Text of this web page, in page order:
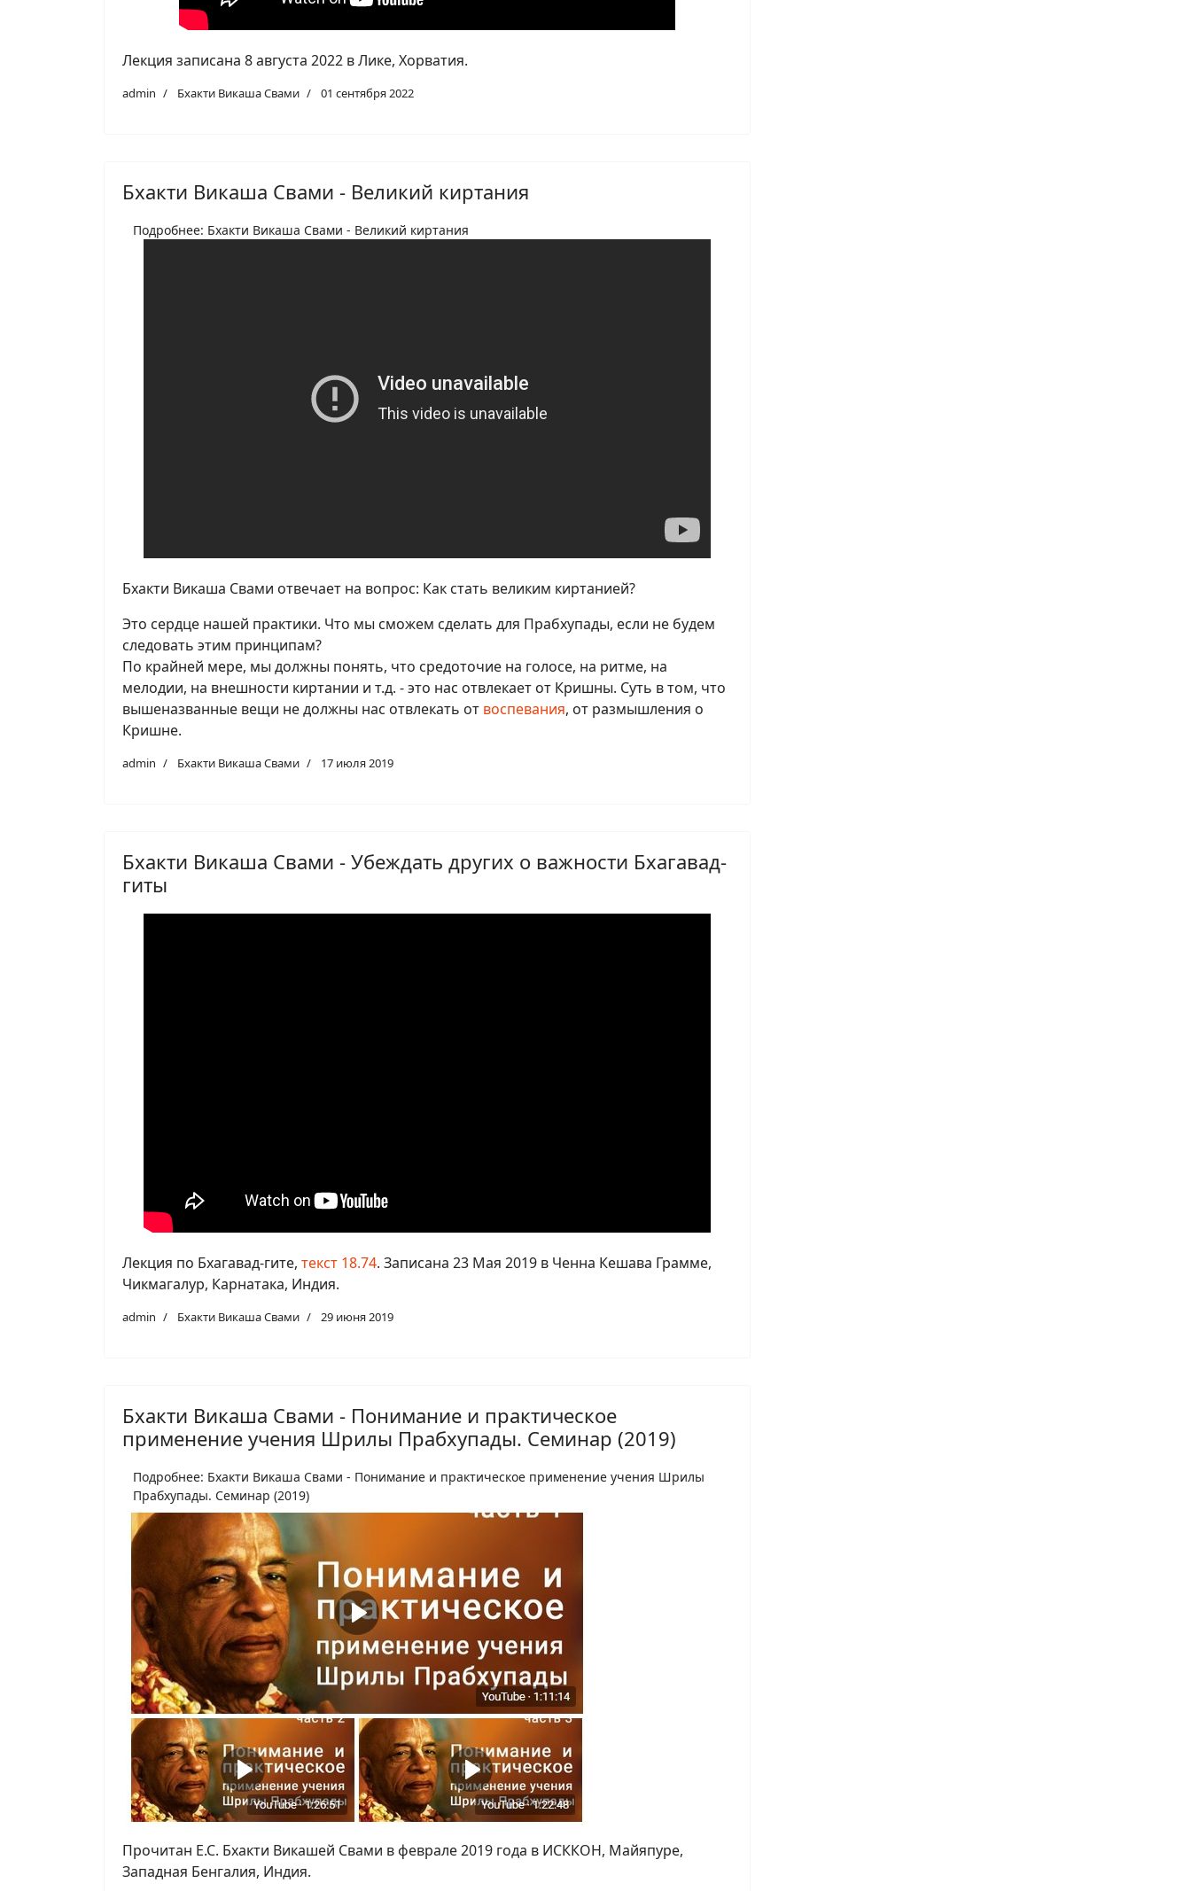
Лекция записана 8 августа 2022 в Лике, Хорватия.
admin Бхакти Викаша Свами 01 сентября 2022
Бхакти Викаша Свами - Великий киртания
Подробнее: Бхакти Викаша Свами - Великий киртания
Бхакти Викаша Свами отвечает на вопрос: Как стать великим киртанией?
Это сердце нашей практики. Что мы сможем сделать для Прабхупады, если не будем
следовать этим принципам?
По крайней мере, мы должны понять, что средоточие на голосе, на ритме, на
мелодии, на внешности киртании и т.д. - это нас отвлекает от Кришны. Суть в том, что
вышеназванные вещи не должны нас отвлекать от воспевания, от размышления о
Кришне.
admin Бхакти Викаша Свами 17 июля 2019
Бхакти Викаша Свами - Убеждать других о важности Бхагавад-
гиты
Лекция по Бхагавад-гите, текст 18.74. Записана 23 Мая 2019 в Ченна Кешава Грамме,
Чикмагалур, Карнатака, Индия.
admin Бхакти Викаша Свами 29 июня 2019
Бхакти Викаша Свами - Понимание и практическое
применение учения Шрилы Прабхупады. Семинар (2019)
Подробнее: Бхакти Викаша Свами - Понимание и практическое применение учения Шрилы
Прабхупады. Семинар (2019)
Прочитан Е.С. Бхакти Викашей Свами в феврале 2019 года в ИСККОН, Майяпуре,
Западная Бенгалия, Индия.